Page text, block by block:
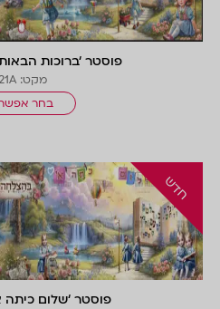
פוסטר ‘ברוכות
מקט: 1821A
בחר
פוסטר ‘שלום כיתה